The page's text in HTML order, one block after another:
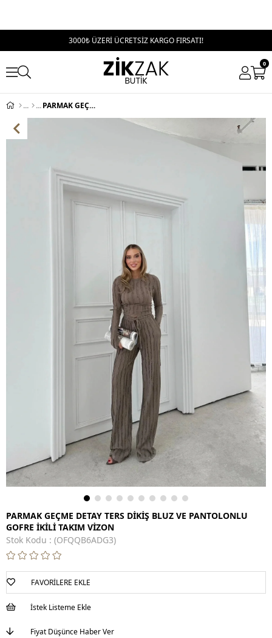
3000₺ ÜZERİ ÜCRETSİZ KARGO FIRSATI!
0
PARMAK GEÇME DETAY TERS DİKİŞ BLUZ VE PANTOLONLU GOFRE İKİLİ TAKIM VİZON
PARMAK GEÇME DETAY TERS DİKİŞ BLUZ VE PANTOLONLU
GOFRE İKİLİ TAKIM VİZON
Stok Kodu
(OFQQB6ADG3)
FAVORILERE EKLE
İstek Listeme Ekle
Fiyat Düşünce Haber Ver